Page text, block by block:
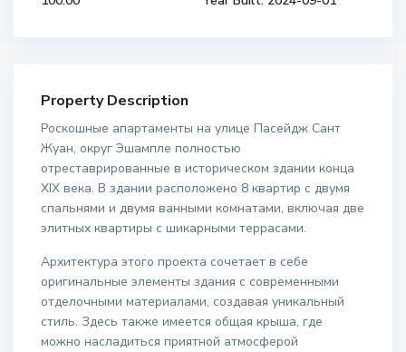
Property Description
Роскошные апартаменты на улице Пасейдж Сант
Жуан, округ Эшампле полностью
отреставрированные в историческом здании конца
XIX века. В здании расположено 8 квартир с двумя
спальнями и двумя ванными комнатами, включая две
элитных квартиры с шикарными террасами.
Архитектура этого проекта сочетает в себе
оригинальные элементы здания с современными
отделочными материалами, создавая уникальный
стиль. Здесь также имеется общая крыша, где
можно насладиться приятной атмосферой